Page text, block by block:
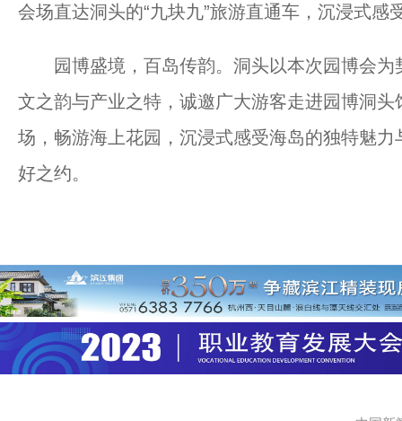
会场直达洞头的“九块九”旅游直通车，沉浸式感
园博盛境，百岛传韵。洞头以本次园博会为
文之韵与产业之特，诚邀广大游客走进园博洞
场，畅游海上花园，沉浸式感受海岛的独特魅
好之约。